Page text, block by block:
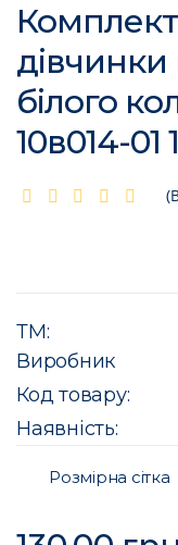
білого
10в014-01
ТМ:
Виробник
Код товару:
Наявність:
Розмірна сітка